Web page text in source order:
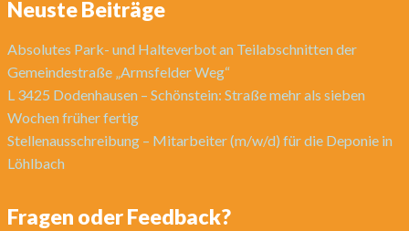
Neuste Beiträge
Absolutes Park- und Halteverbot an Teilabschnitten der
Gemeindestraße „Armsfelder Weg“
L 3425 Dodenhausen – Schönstein: Straße mehr als sieben
Wochen früher fertig
Stellenausschreibung – Mitarbeiter (m/w/d) für die Deponie in
Löhlbach
Fragen oder Feedback?